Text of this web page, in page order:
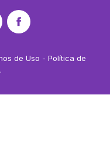
de Uso - Política de
.